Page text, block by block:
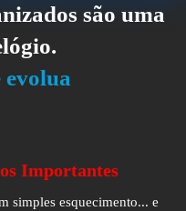
são uma
Importantes
simples esquecimento... e